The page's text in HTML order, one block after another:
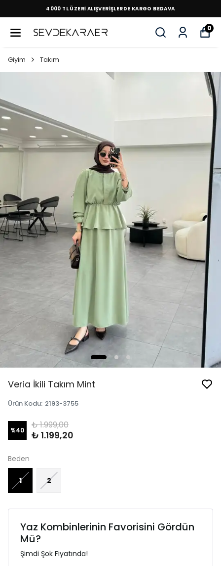
4000 TL ÜZERİ ALIŞVERİŞLERDE KARGO BEDAVA
0
Giyim Takım
Veria İkili Takım Mint
Ürün Kodu: 2193-3755
%40 ₺ 1.999,00
₺ 1.199,20
Beden
1 2
Yaz Kombinlerinin Favorisini Gördün
Mü?
Şimdi Şok Fiyatında!